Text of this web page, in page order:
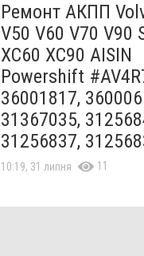
Ремонт АКПП
V50 V60 V70 V90
XC60 XC90 AISIN
Powershift
36001817,
31367035,
31256837,
10:19, 31 липня 11